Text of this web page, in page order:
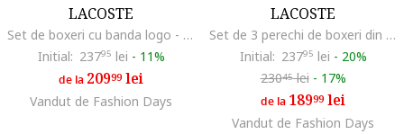
LACOSTE
Set de boxeri cu banda logo - 3 perechi, Negru
Initial: 23795 lei - 11%
de la 20999lei
Vandut de Fashion Days
LACOSTE
Set de 3 perechi de boxeri din amestec de bumbac, Negru
Initial: 23795 lei - 20%
23045lei - 17%
de la 18999lei
Vandut de Fashion Days